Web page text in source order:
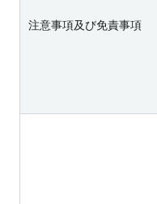
注意事項及び免責事項